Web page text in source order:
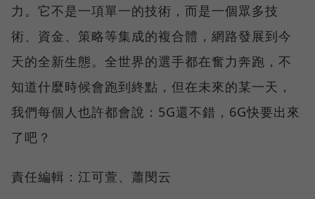
力。它不是一項單一的技術，而是一個眾多技
術、資金、策略等集成的複合體，網路發展到今
天的全新生態。全世界的選手都在奮力奔跑，不
知道什麼時候會跑到終點，但在未來的某一天，
我們每個人也許都會說：5G還不錯，6G快要出來
了吧？
責任編輯：江可萱、蕭閔云